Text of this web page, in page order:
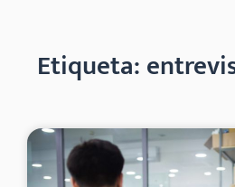
Etiqueta: